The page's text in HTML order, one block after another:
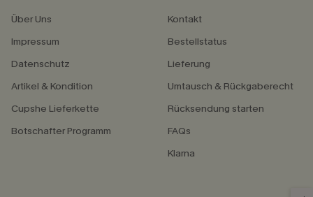
Über Uns
Impressum
Datenschutz
Artikel & Kondition
Cupshe Lieferkette
Botschafter Programm
Kontakt
Bestellstatus
Lieferung
Umtausch & Rückgaberecht
Rücksendung starten
FAQs
Klarna